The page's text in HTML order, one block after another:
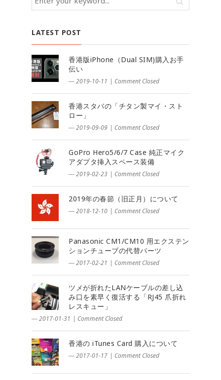
LATEST POST
香港版iPhone（Dual SIM)購入お手
伝い
― 2019-10-11 | Comment Closed
香港スタバの「チタン製マイ・スト
ロー」
― 2019-09-09 | Comment Closed
GoPro Hero5/6/7 Case 純正マイク
アダプタ挿入スペース装備
― 2019-02-23 | Comment Closed
2019年の春節（旧正月）について
― 2018-12-10 | Comment Closed
Panasonic CM1/CM10 用エクステン
ションチューブの代替パーツ
― 2017-02-21 | Comment Closed
ツメが折れたLANケーブルの差し込
み口を素早く復活する「RJ45 爪折れ
レスキュー」
― 2017-01-31 | Comment Closed
香港の iTunes Card 購入について
― 2017-01-17 | Comment Closed